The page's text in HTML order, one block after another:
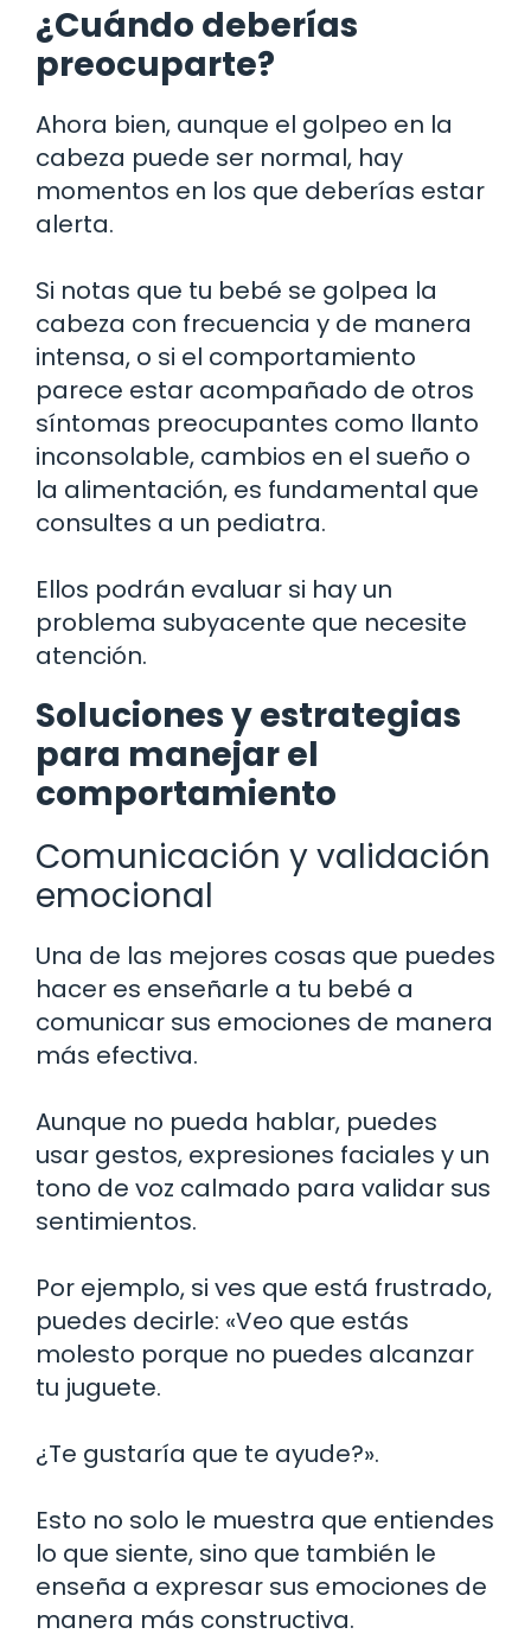
¿Cuándo deberías
preocuparte?
Ahora bien, aunque el golpeo en la
cabeza puede ser normal, hay
momentos en los que deberías estar
alerta.
Si notas que tu bebé se golpea la
cabeza con frecuencia y de manera
intensa, o si el comportamiento
parece estar acompañado de otros
síntomas preocupantes como llanto
inconsolable, cambios en el sueño o
la alimentación, es fundamental que
consultes a un pediatra.
Ellos podrán evaluar si hay un
problema subyacente que necesite
atención.
Soluciones y estrategias
para manejar el
comportamiento
Comunicación y validación
emocional
Una de las mejores cosas que puedes
hacer es enseñarle a tu bebé a
comunicar sus emociones de manera
más efectiva.
Aunque no pueda hablar, puedes
usar gestos, expresiones faciales y un
tono de voz calmado para validar sus
sentimientos.
Por ejemplo, si ves que está frustrado,
puedes decirle: «Veo que estás
molesto porque no puedes alcanzar
tu juguete.
¿Te gustaría que te ayude?».
Esto no solo le muestra que entiendes
lo que siente, sino que también le
enseña a expresar sus emociones de
manera más constructiva.